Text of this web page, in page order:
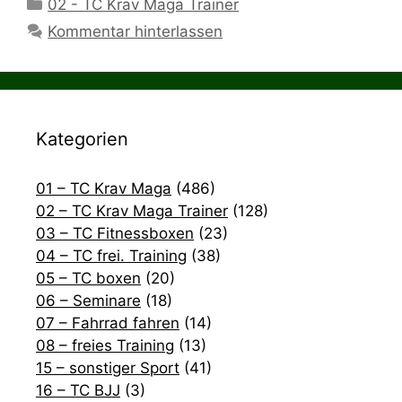
02 - TC Krav Maga Trainer
Kommentar hinterlassen
Kategorien
01 – TC Krav Maga (486)
02 – TC Krav Maga Trainer (128)
03 – TC Fitnessboxen (23)
04 – TC frei. Training (38)
05 – TC boxen (20)
06 – Seminare (18)
07 – Fahrrad fahren (14)
08 – freies Training (13)
15 – sonstiger Sport (41)
16 – TC BJJ (3)